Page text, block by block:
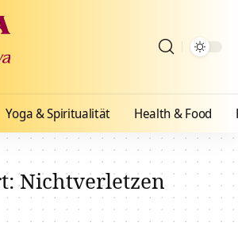
Yoga & Spiritualität Health & Food
Nichtverletzen